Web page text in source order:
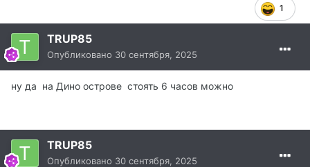
1
TRUP85
Опубликовано 30 сентября, 2025
ну да на Дино острове стоять 6 часов можно
TRUP85
Опубликовано 30 сентября, 2025